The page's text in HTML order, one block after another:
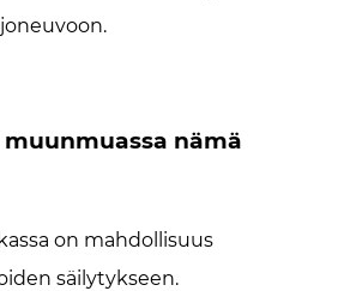
nämä
on mahdollisuus
säilytykseen.